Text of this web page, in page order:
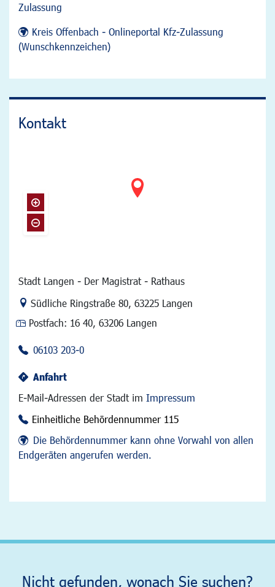
Zulassung
Kreis Offenbach - Onlineportal Kfz-Zulassung
(Wunschkennzeichen)
Kontakt
Stadt Langen - Der Magistrat - Rathaus
Link zur Google-Maps Navigation
Südliche Ringstraße 80, 63225 Langen
Postfach: 16 40, 63206 Langen
06103 203-0
Anfahrt
E-Mail-Adressen der Stadt im Impressum
Einheitliche Behördennummer 115
Die Behördennummer kann ohne Vorwahl von allen
Endgeräten angerufen werden.
Nicht gefunden, wonach Sie suchen?